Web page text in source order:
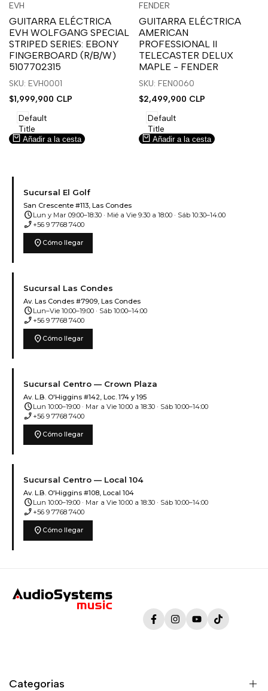
sesión
para
usar
la
lista
deseos.
para
usar
Compare
Proveedor:
EVH
GUITARRA ELÉCTRICA
EVH WOLFGANG SPECIAL
STRIPED SERIES: EBONY
FINGERBOARD (R/B/W)
5107702315
SKU: EVH0001
Precio
venta
$1,999,900 CLP
Default
Title
Añadir a la cesta
sesión
para
usar
la
lista
deseos.
sesión
para
usar
Compare
Vista
Proveedor:
FENDER
GUITARRA ELÉCTRICA
AMERICAN
PROFESSIONAL II
TELECASTER DELUX
MAPLE - FENDER
SKU: FEN0060
Precio
venta
$2,499,900 CLP
Default
Title
Añadir a la cesta
Sucursal El Golf
San Crescente #113, Las Condes
scheduleLun y Mar 09:00–18:30 · Mié a Vie 9:30 a 18:00 · Sáb 10:30–14:00
phone_enabled +56 9 7768 7400
location_on Cómo llegar
Sucursal Las Condes
Av. Las Condes #7909, Las Condes
scheduleLun–Vie 10:00–19:00 · Sáb 10:00–14:00
phone_enabled +56 9 7768 7400
location_on Cómo llegar
Sucursal Centro — Crown Plaza
Av. L.B. O'Higgins #142, Loc. 174 y 195
scheduleLun 10:00–19:00 · Mar a Vie 10:00 a 18:30 · Sáb 10:00–14:00
phone_enabled +56 9 7768 7400
location_on Cómo llegar
Sucursal Centro — Local 104
Av. L.B. O'Higgins #108, Local 104
scheduleLun 10:00–19:00 · Mar a Vie 10:00 a 18:30 · Sáb 10:00–14:00
phone_enabled +56 9 7768 7400
location_on Cómo llegar
FacebookInstagramYouTubeTikTok
Categorias